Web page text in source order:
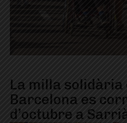
La milla solidària
Barcelona es
d’octubre a